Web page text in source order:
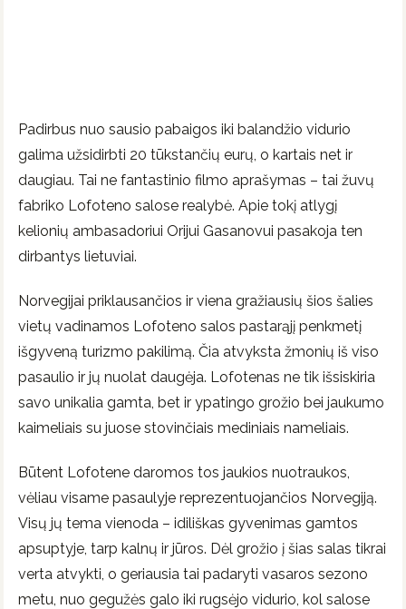
Padirbus nuo sausio pabaigos iki balandžio vidurio
galima užsidirbti 20 tūkstančių eurų, o kartais net ir
daugiau. Tai ne fantastinio filmo aprašymas – tai žuvų
fabriko Lofoteno salose realybė. Apie tokį atlygį
kelionių ambasadoriui Orijui Gasanovui pasakoja ten
dirbantys lietuviai.
Norvegijai priklausančios ir viena gražiausių šios šalies
vietų vadinamos Lofoteno salos pastarąjį penkmetį
išgyveną turizmo pakilimą. Čia atvyksta žmonių iš viso
pasaulio ir jų nuolat daugėja. Lofotenas ne tik išsiskiria
savo unikalia gamta, bet ir ypatingo grožio bei jaukumo
kaimeliais su juose stovinčiais mediniais nameliais.
Būtent Lofotene daromos tos jaukios nuotraukos,
vėliau visame pasaulyje reprezentuojančios Norvegiją.
Visų jų tema vienoda – idiliškas gyvenimas gamtos
apsuptyje, tarp kalnų ir jūros. Dėl grožio į šias salas tikrai
verta atvykti, o geriausia tai padaryti vasaros sezono
metu, nuo gegužės galo iki rugsėjo vidurio, kol salose